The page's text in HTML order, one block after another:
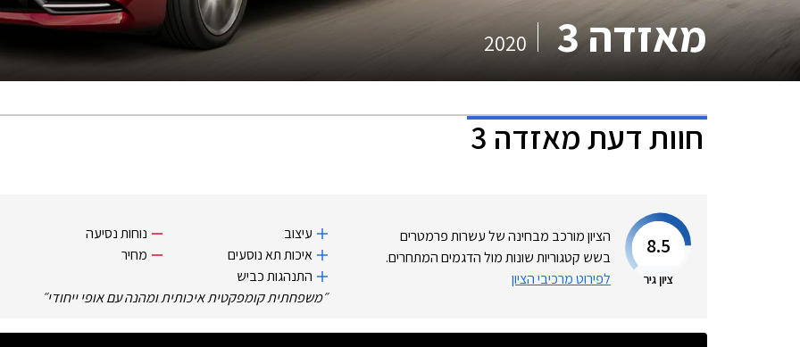
מאזדה 3 2020
חוות דעתמאזדה 3
8.5
ציון גיר
הציון מורכב מבחינה של עשרות פרמטרים
בשש קטגוריות שונות מול הדגמים המתחרים.
לפירוט מרכיבי הציון
עיצוב
איכות תא נוסעים
התנהגות כביש
נוחות נסיעה
מחיר
״משפחתית קומפקטית איכותית ומהנה עם אופי ייחודי״